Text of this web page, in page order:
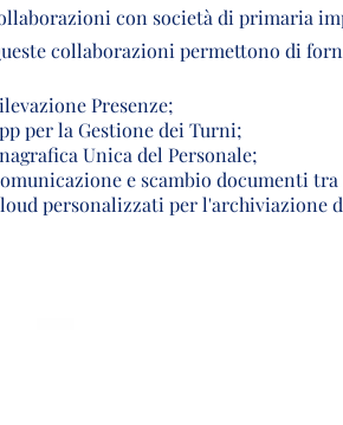
con società di primaria
collaborazioni permettono di
Presenze;
per la Gestione dei Turni;
Unica del Personale;
e scambio documenti
personalizzati per l'archiviazione